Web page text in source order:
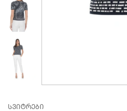
ᲡᲕᲘᲢᲠᲔᲑᲘ